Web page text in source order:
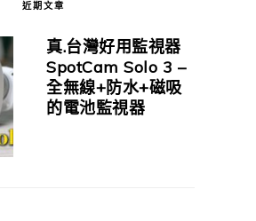
近期文章
真.台灣好用監視器
SpotCam Solo 3 –
全無線+防水+磁吸
的電池監視器